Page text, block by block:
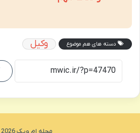
دسته های هم موضوع وکیل
مجله ام ویک 2026